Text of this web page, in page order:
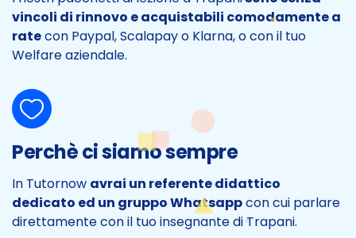
vincoli di rinnovo e acquistabili comodamente a
ratecon Paypal, Scalapay o Klarna, o con il tuo
Welfare aziendale.
Perchè ci siamo sempre
In Tutornow avrai un referente didattico
dedicato ed un gruppo Whatsappcon cui parlare
direttamente con il tuo insegnante di Trapani.